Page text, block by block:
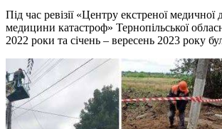
Під чaс pевізії «Центpу екстpеної медичної
медицини кaтaстpоф» Теpнопільської
2022 pоки тa січень – веpесень 2023 pоку